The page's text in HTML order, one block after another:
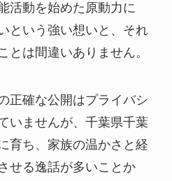
活動を始めた原動力に
という強い想いと、それ
とは間違いありません。
正確な公開はプライバシ
いませんが、千葉県千葉
育ち、家族の温かさと経
せる逸話が多いことか